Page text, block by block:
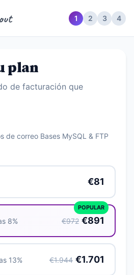
1 2 3 4
plan
de facturación que
de correo Bases MySQL & FTP
€81
8% €972 €891
POPULAR
13% €1.944 €1.701